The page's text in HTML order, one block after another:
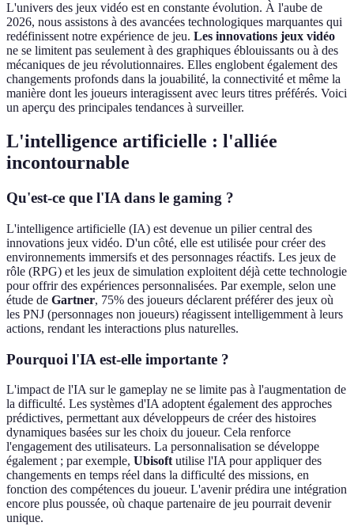
L'univers des jeux vidéo est en constante évolution. À l'aube de
2026, nous assistons à des avancées technologiques marquantes qui
redéfinissent notre expérience de jeu. Les innovations jeux vidéo
ne se limitent pas seulement à des graphiques éblouissants ou à des
mécaniques de jeu révolutionnaires. Elles englobent également des
changements profonds dans la jouabilité, la connectivité et même la
manière dont les joueurs interagissent avec leurs titres préférés. Voici
un aperçu des principales tendances à surveiller.
L'intelligence artificielle : l'alliée
incontournable
Qu'est-ce que l'IA dans le gaming ?
L'intelligence artificielle (IA) est devenue un pilier central des
innovations jeux vidéo. D'un côté, elle est utilisée pour créer des
environnements immersifs et des personnages réactifs. Les jeux de
rôle (RPG) et les jeux de simulation exploitent déjà cette technologie
pour offrir des expériences personnalisées. Par exemple, selon une
étude de Gartner, 75% des joueurs déclarent préférer des jeux où
les PNJ (personnages non joueurs) réagissent intelligemment à leurs
actions, rendant les interactions plus naturelles.
Pourquoi l'IA est-elle importante ?
L'impact de l'IA sur le gameplay ne se limite pas à l'augmentation de
la difficulté. Les systèmes d'IA adoptent également des approches
prédictives, permettant aux développeurs de créer des histoires
dynamiques basées sur les choix du joueur. Cela renforce
l'engagement des utilisateurs. La personnalisation se développe
également ; par exemple, Ubisoft utilise l'IA pour appliquer des
changements en temps réel dans la difficulté des missions, en
fonction des compétences du joueur. L'avenir prédira une intégration
encore plus poussée, où chaque partenaire de jeu pourrait devenir
unique.